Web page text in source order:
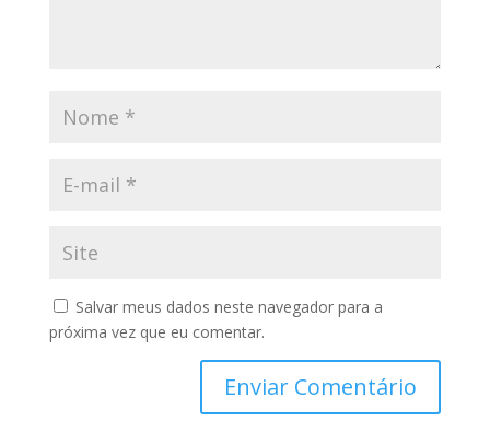
Salvar meus dados neste navegador para a
próxima vez que eu comentar.